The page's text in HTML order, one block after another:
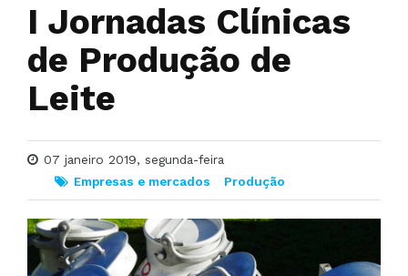
I Jornadas Clínicas
de Produção de
Leite
07 janeiro 2019, segunda-feira
Empresas e mercados
Produção